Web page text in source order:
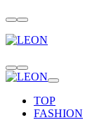
TOP
FASHION